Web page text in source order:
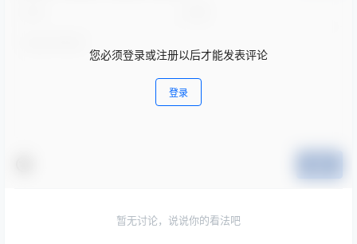
您必须登录或注册以后才能发表评论
登录
暂无讨论，说说你的看法吧